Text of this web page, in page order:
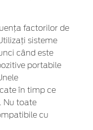
factorilor de
sisteme
când este
portabile
în timp ce
Nu toate
cu